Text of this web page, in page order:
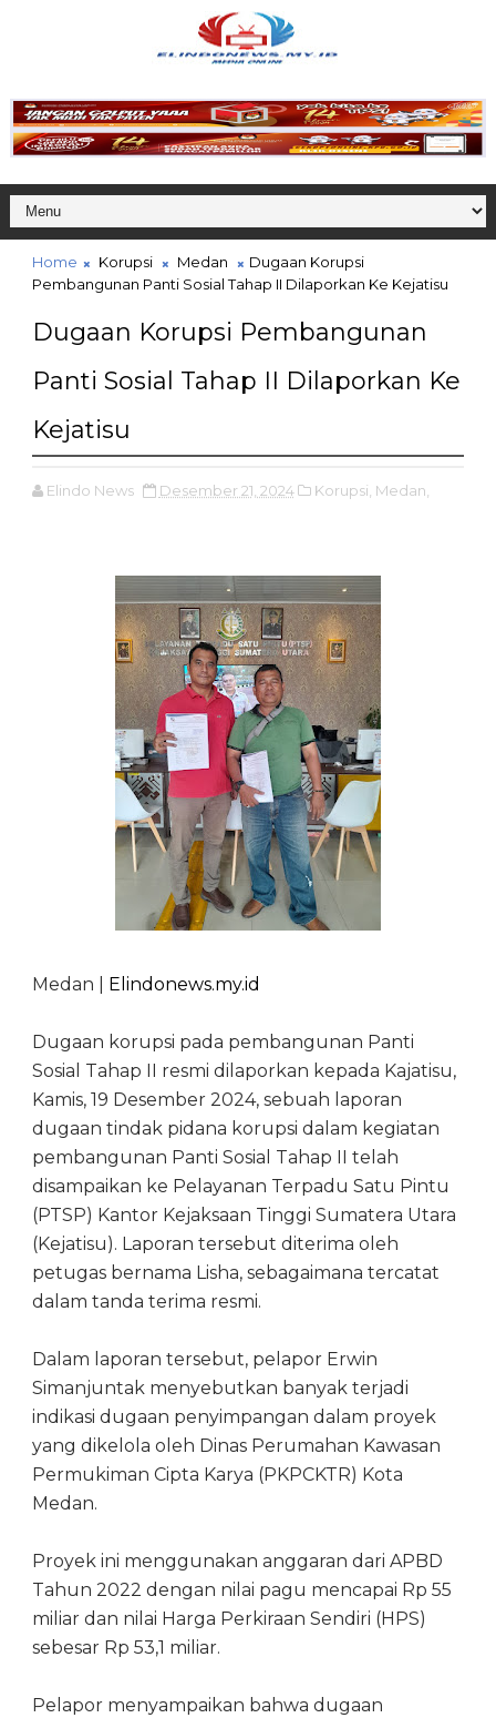
Home Korupsi Medan
Dugaan Korupsi
Pembangunan Panti Sosial Tahap II Dilaporkan Ke Kejatisu
Dugaan Korupsi Pembangunan
Panti Sosial Tahap II Dilaporkan Ke
Kejatisu
Elindo News Desember 21, 2024 Korupsi, Medan,
Medan | Elindonews.my.id
Dugaan korupsi pada pembangunan Panti
Sosial Tahap II resmi dilaporkan kepada Kajatisu,
Kamis, 19 Desember 2024, sebuah laporan
dugaan tindak pidana korupsi dalam kegiatan
pembangunan Panti Sosial Tahap II telah
disampaikan ke Pelayanan Terpadu Satu Pintu
(PTSP) Kantor Kejaksaan Tinggi Sumatera Utara
(Kejatisu). Laporan tersebut diterima oleh
petugas bernama Lisha, sebagaimana tercatat
dalam tanda terima resmi.
Dalam laporan tersebut, pelapor Erwin
Simanjuntak menyebutkan banyak terjadi
indikasi dugaan penyimpangan dalam proyek
yang dikelola oleh Dinas Perumahan Kawasan
Permukiman Cipta Karya (PKPCKTR) Kota
Medan.
Proyek ini menggunakan anggaran dari APBD
Tahun 2022 dengan nilai pagu mencapai Rp 55
miliar dan nilai Harga Perkiraan Sendiri (HPS)
sebesar Rp 53,1 miliar.
Pelapor menyampaikan bahwa dugaan